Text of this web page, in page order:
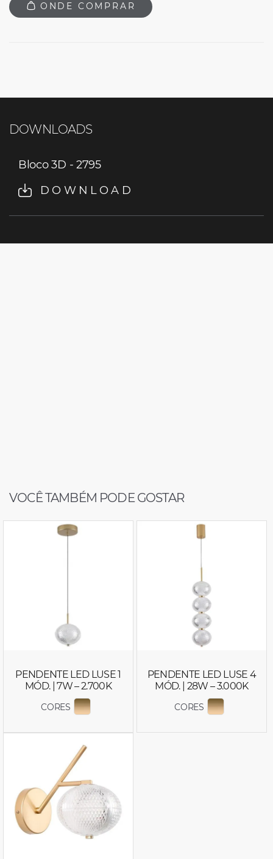
ONDE COMPRAR
DOWNLOADS
Bloco 3D - 2795
DOWNLOAD
VOCÊ TAMBÉM PODE GOSTAR
PENDENTE LED LUSE 1
MÓD. | 7W – 2.700K
CORES EXIBIR COR 2794
PENDENTE LED LUSE 4
MÓD. | 28W – 3.000K
CORES EXIBIR